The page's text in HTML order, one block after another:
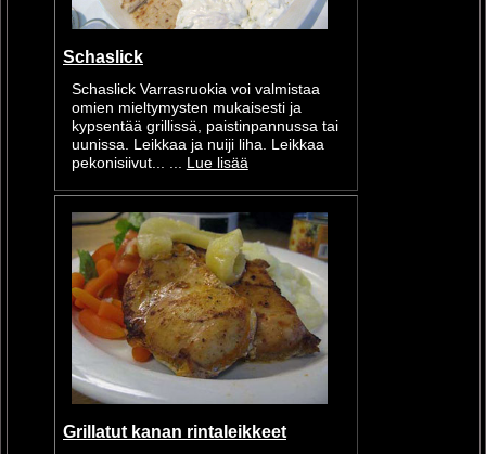
Schaslick
Schaslick Varrasruokia voi valmistaa
omien mieltymysten mukaisesti ja
kypsentää grillissä, paistinpannussa tai
uunissa. Leikkaa ja nuiji liha. Leikkaa
pekonisiivut... ... Lue lisää
Grillatut kanan rintaleikkeet